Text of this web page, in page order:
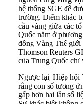
hệ thống SGE để
trường. Điểm khác
cầu vàng giữa các
Quốc nằm ở
đồng Vàng Thế
Thomson Reuters
của Trung Quốc chỉ
Ngược lại, Hiệp hội
rằng con số tương
gấp hơn hai lần số